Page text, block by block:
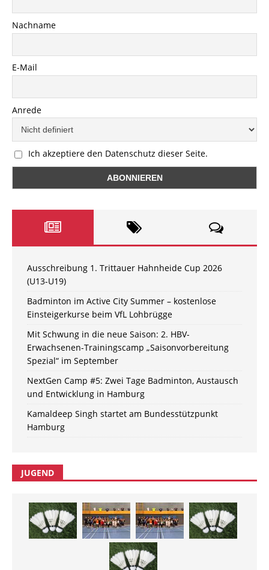
Nachname
E-Mail
Anrede
Ich akzeptiere den Datenschutz dieser Seite.
Ausschreibung 1. Trittauer Hahnheide Cup 2026
(U13-U19)
Badminton im Active City Summer – kostenlose
Einsteigerkurse beim VfL Lohbrügge
Mit Schwung in die neue Saison: 2. HBV-
Erwachsenen-Trainingscamp „Saisonvorbereitung
Spezial“ im September
NextGen Camp #5: Zwei Tage Badminton, Austausch
und Entwicklung in Hamburg
Kamaldeep Singh startet am Bundesstützpunkt
Hamburg
JUGEND